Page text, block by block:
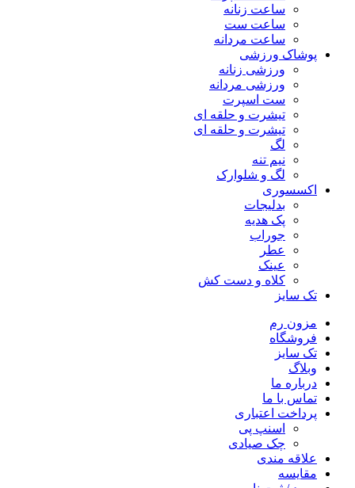
ساعت زنانه
ساعت ست
ساعت مردانه
پوشاک ورزشی
ورزشی زنانه
ورزشی مردانه
ست اسپرت
تیشرت و حلقه ای
تیشرت و حلقه ای
لگ
نیم تنه
لگ و شلوارک
اکسسوری
بدلیجات
پک هدیه
جوراب
عطر
عینک
کلاه و دست کش
تک سایز
مزون رم
فروشگاه
تک سایز
وبلاگ
درباره ما
تماس با ما
پرداخت اعتباری
اسنپ پی
چک صیادی
علاقه مندی
مقايسه